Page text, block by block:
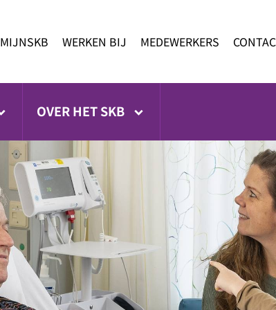
MIJNSKB WERKEN BIJ MEDEWERKERS
OVER HET SKB